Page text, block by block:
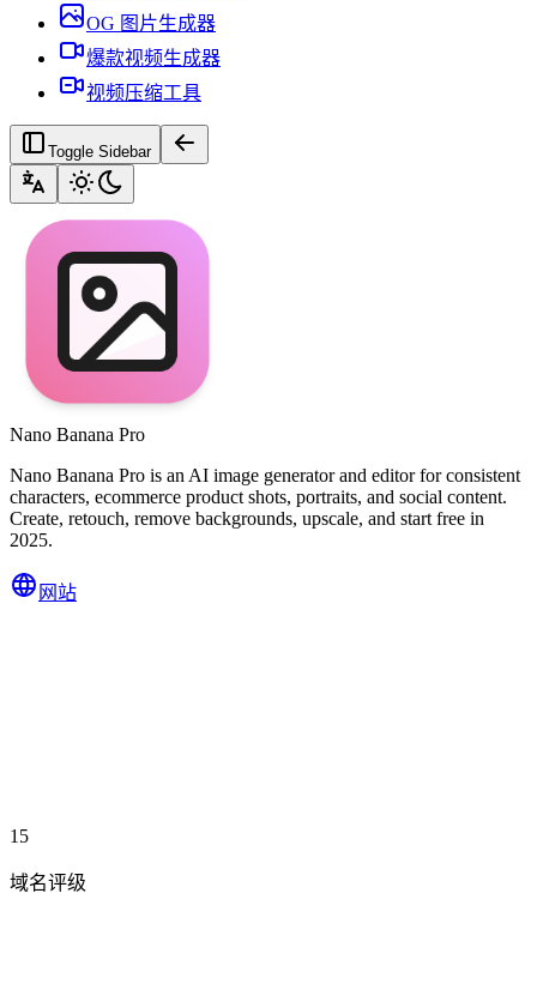
OG 图片生成器
爆款视频生成器
视频压缩工具
Toggle Sidebar
Nano Banana Pro
Nano Banana Pro is an AI image generator and editor for consistent
characters, ecommerce product shots, portraits, and social content.
Create, retouch, remove backgrounds, upscale, and start free in
2025.
网站
15
域名评级